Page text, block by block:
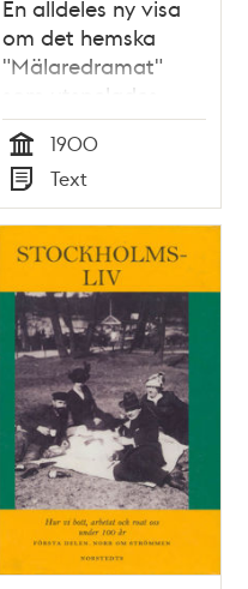
En alldeles ny visa
om det hemska
"Mälaredramat"
som utspelades
natten till den 16
maj 1900 af Johan
Filip Nordlund.
Tid
1900
Typ
Text